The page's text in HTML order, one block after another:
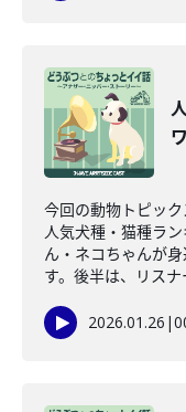
今回の動物トピッ
人気犬種・猫種ラ
ん・ネコちゃんが
す。後半は、リス
2026.01.26 |